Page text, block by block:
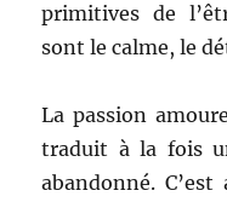
primitives de
sont le calme, le
La passion
traduit à la fois
abandonné.